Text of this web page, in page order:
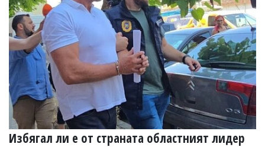
Избягал ли е от страната областният лидер